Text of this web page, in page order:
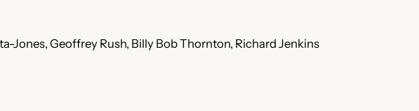
L
Jones, Geoffrey Rush, Billy Bob Thornton, Richard Jenkins